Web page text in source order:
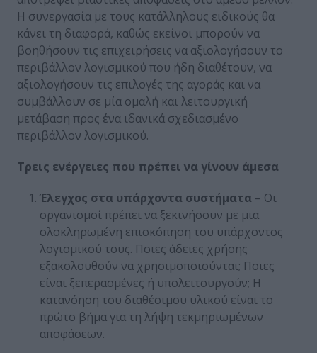
Η συνεργασία με τους κατάλληλους ειδικούς θα
κάνει τη διαφορά, καθώς εκείνοι μπορούν να
βοηθήσουν τις επιχειρήσεις να αξιολογήσουν το
περιβάλλον λογισμικού που ήδη διαθέτουν, να
αξιολογήσουν τις επιλογές της αγοράς και να
συμβάλλουν σε μία ομαλή και λειτουργική
μετάβαση προς ένα ιδανικά σχεδιασμένο
περιβάλλον λογισμικού.
Τρεις ενέργειες που πρέπει να γίνουν άμεσα
Έλεγχος στα υπάρχοντα συστήματα – Οι
οργανισμοί πρέπει να ξεκινήσουν με μια
ολοκληρωμένη επισκόπηση του υπάρχοντος
λογισμικού τους. Ποιες άδειες χρήσης
εξακολουθούν να χρησιμοποιούνται; Ποιες
είναι ξεπερασμένες ή υπολειτουργούν; Η
κατανόηση του διαθέσιμου υλικού είναι το
πρώτο βήμα για τη λήψη τεκμηριωμένων
αποφάσεων.